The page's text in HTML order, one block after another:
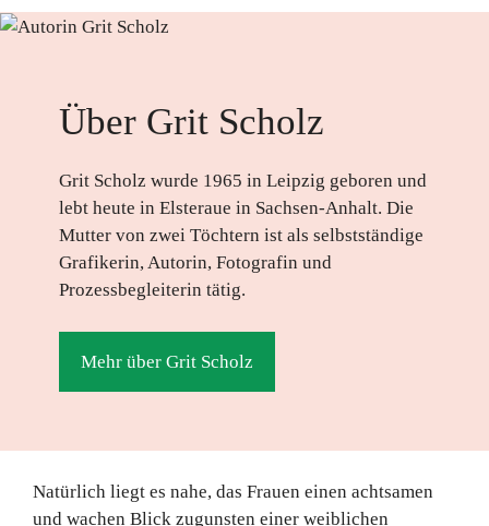
Über Grit Scholz
Grit Scholz wurde 1965 in Leipzig geboren und
lebt heute in Elsteraue in Sachsen-Anhalt. Die
Mutter von zwei Töchtern ist als selbstständige
Grafikerin, Autorin, Fotografin und
Prozessbegleiterin tätig.
Mehr über Grit Scholz
Natürlich liegt es nahe, das Frauen einen achtsamen
und wachen Blick zugunsten einer weiblichen